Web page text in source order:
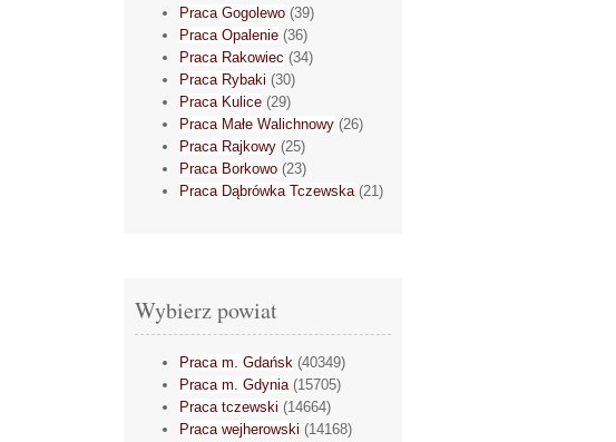
Praca Gogolewo (39)
Praca Opalenie (36)
Praca Rakowiec (34)
Praca Rybaki (30)
Praca Kulice (29)
Praca Małe Walichnowy (26)
Praca Rajkowy (25)
Praca Borkowo (23)
Praca Dąbrówka Tczewska(21)
Wybierz powiat
Praca m. Gdańsk (40349)
Praca m. Gdynia(15705)
Praca tczewski (14664)
Praca wejherowski (14168)